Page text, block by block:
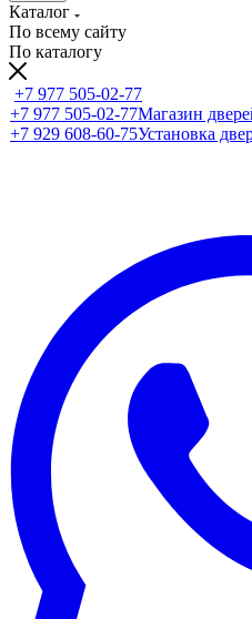
Каталог
По всему сайту
По каталогу
+7 977 505-02-77
+7 977 505-02-77Магазин
+7 929 608-60-75Установка